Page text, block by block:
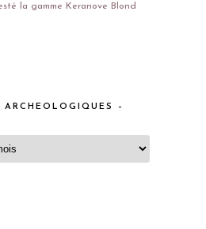
la gamme Keranove Blond
–